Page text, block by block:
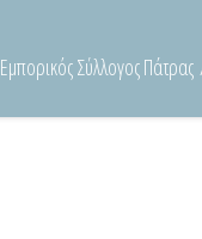
Εμπορικός Σύλλογος Πάτρας